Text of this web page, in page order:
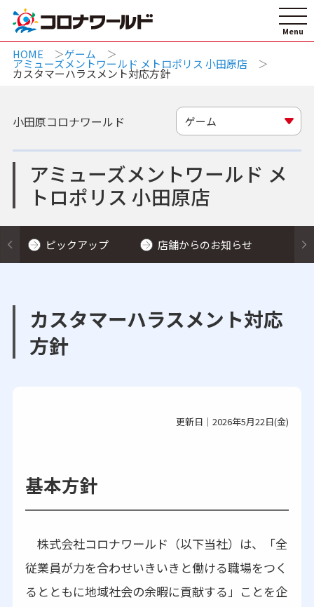
HOME ゲーム
アミューズメントワールド メトロポリス 小田原店
カスタマーハラスメント対応方針
アミューズメントワールド メ
トロポリス 小田原店
小田原コロナワールド ゲーム
ピックアップ 店舗からのお知らせ
カスタマーハラスメント対応
方針
更新日｜2026年5月22日(金)
基本方針
株式会社コロナワールド（以下当社）は、「全
従業員が力を合わせいきいきと働ける職場をつく
るとともに地域社会の余暇に貢献する」ことを企